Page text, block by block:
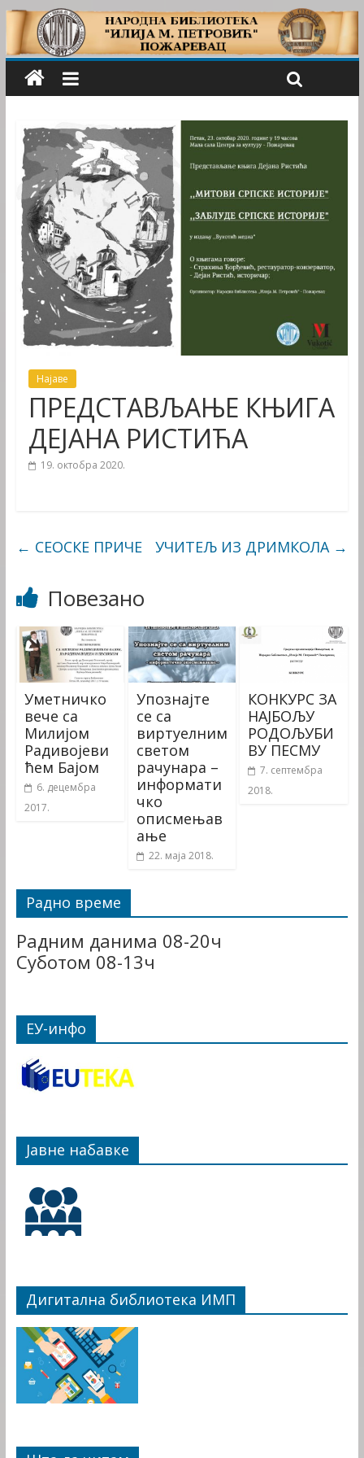
Најаве
ПРЕДСТАВЉАЊЕ КЊИГА
ДЕЈАНА РИСТИЋА
19. октобра 2020.
← СЕОСКЕ ПРИЧЕ УЧИТЕЉ ИЗ ДРИМКОЛА →
Повезано
Уметничко
вече са
Милијом
Радивојеви
ћем Бајом
6. децембра
2017.
Упознајте
се са
виртуелним
светом
рачунара –
информати
чко
описмењав
ање
22. маја 2018.
КОНКУРС ЗА
НАЈБОЉУ
РОДОЉУБИ
ВУ ПЕСМУ
7. септембра
2018.
Радно време
Радним данима 08-20ч
Суботом 08-13ч
ЕУ-инфо
Јавне набавке
Дигитална библиотека ИМП